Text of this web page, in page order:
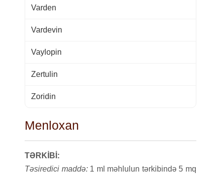
Varden
Vardevin
Vaylopin
Zertulin
Zoridin
Menloxan
TƏRKİBİ:
Təsiredici maddə:1 ml məhlulun tərkibində 5 mq